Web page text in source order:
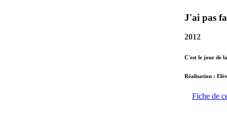
J'ai pas
2012
C'est le jour de
Réalisation :
Fiche de